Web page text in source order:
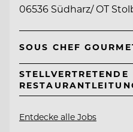
06536 Südharz/ OT
SOUS CHEF
STELLVERTRETENDE
Entdecke alle Jobs